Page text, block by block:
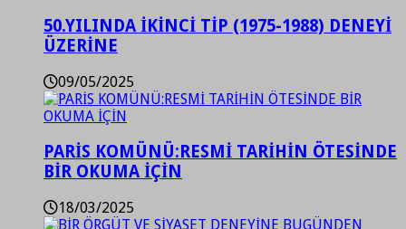
50.YILINDA İKİNCİ TİP (1975-1988) DENEYİ
ÜZERİNE
09/05/2025
PARİS KOMÜNÜ:RESMİ TARİHİN ÖTESİNDE
BİR OKUMA İÇİN
18/03/2025